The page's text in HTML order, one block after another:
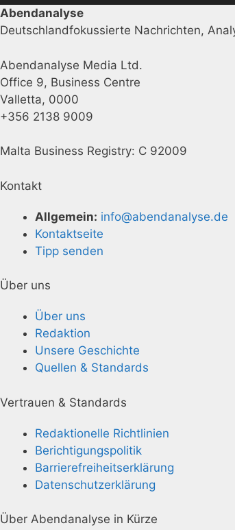
Abendanalyse
Deutschlandfokussierte Nachrichten,
Abendanalyse Media Ltd.
Office 9, Business Centre
Valletta, 0000
+356 2138 9009
Malta Business Registry: C 92009
Kontakt
Allgemein: info@abendanalyse.de
Kontaktseite
Tipp senden
Über uns
Über uns
Redaktion
Unsere Geschichte
Quellen & Standards
Vertrauen & Standards
Redaktionelle Richtlinien
Berichtigungspolitik
Barrierefreiheitserklärung
Datenschutzerklärung
Über Abendanalyse in Kürze